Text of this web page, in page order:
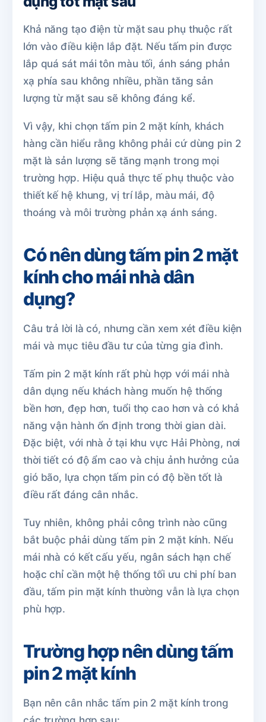
Khả năng tạo điện từ mặt sau phụ thuộc rất
lớn vào điều kiện lắp đặt. Nếu tấm pin được
lắp quá sát mái tôn màu tối, ánh sáng phản
xạ phía sau không nhiều, phần tăng sản
lượng từ mặt sau sẽ không đáng kể.
Vì vậy, khi chọn tấm pin 2 mặt kính, khách
hàng cần hiểu rằng không phải cứ dùng pin 2
mặt là sản lượng sẽ tăng mạnh trong mọi
trường hợp. Hiệu quả thực tế phụ thuộc vào
thiết kế hệ khung, vị trí lắp, màu mái, độ
thoáng và môi trường phản xạ ánh sáng.
Có nên dùng tấm pin 2 mặt
kính cho mái nhà dân
dụng?
Câu trả lời là có, nhưng cần xem xét điều kiện
mái và mục tiêu đầu tư của từng gia đình.
Tấm pin 2 mặt kính rất phù hợp với mái nhà
dân dụng nếu khách hàng muốn hệ thống
bền hơn, đẹp hơn, tuổi thọ cao hơn và có khả
năng vận hành ổn định trong thời gian dài.
Đặc biệt, với nhà ở tại khu vực Hải Phòng, nơi
thời tiết có độ ẩm cao và chịu ảnh hưởng của
gió bão, lựa chọn tấm pin có độ bền tốt là
điều rất đáng cân nhắc.
Tuy nhiên, không phải công trình nào cũng
bắt buộc phải dùng tấm pin 2 mặt kính. Nếu
mái nhà có kết cấu yếu, ngân sách hạn chế
hoặc chỉ cần một hệ thống tối ưu chi phí ban
đầu, tấm pin mặt kính thường vẫn là lựa chọn
phù hợp.
Trường hợp nên dùng tấm
pin 2 mặt kính
Bạn nên cân nhắc tấm pin 2 mặt kính trong